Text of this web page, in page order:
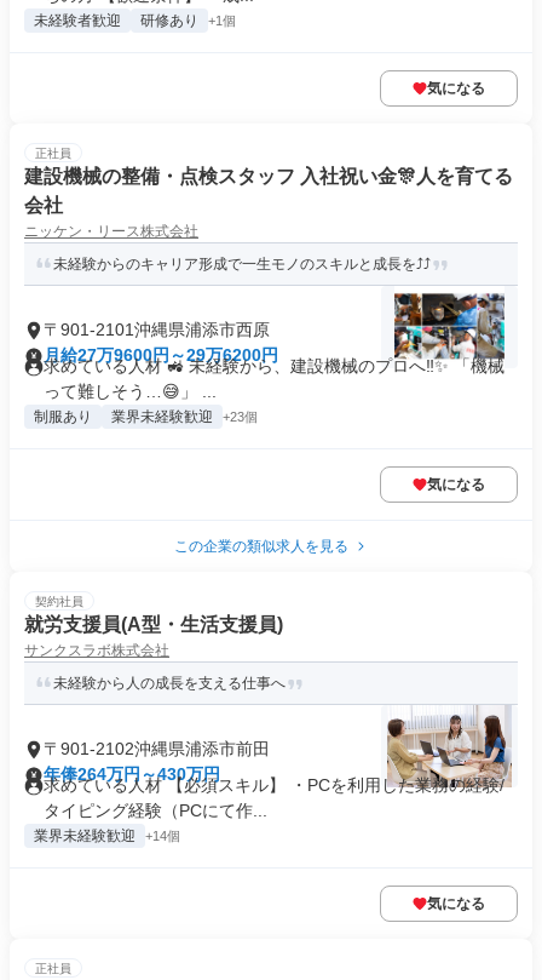
未経験者歓迎 研修あり +1個
気になる
正社員
建設機械の整備・点検スタッフ 入社祝い金🎊人を育てる
会社
ニッケン・リース株式会社
未経験からのキャリア形成で一生モノのスキルと成長を⤴️⤴️
〒901-2101沖縄県浦添市西原
月給27万9600円～29万6200円
求めている人材 🚜 未経験から、建設機械のプロへ‼️✨ 「機械
って難しそう…😅」 ...
制服あり 業界未経験歓迎 +23個
気になる
この企業の類似求人を見る
契約社員
就労支援員(A型・生活支援員)
サンクスラボ株式会社
未経験から人の成長を支える仕事へ
〒901-2102沖縄県浦添市前田
年俸264万円～430万円
求めている人材 【必須スキル】 ・PCを利用した業務の経験/
タイピング経験（PCにて作...
業界未経験歓迎 +14個
気になる
正社員